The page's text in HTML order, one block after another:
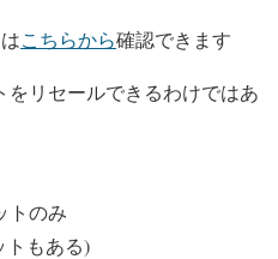
こちらから確認できます
リセールできるわけではあ
トのみ
トもある)